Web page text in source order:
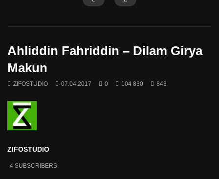
Ahliddin Fahriddin – Dilam Girya
Makun
ZIFOSTUDIO 07.04.2017 0 104 830 843
ZIFOSTUDIO
4 SUBSCRIBERS